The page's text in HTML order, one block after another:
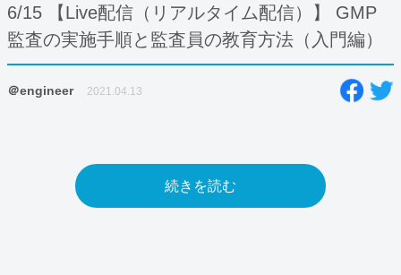
6/15 【Live配信（リアルタイム配信）】 GMP
監査の実施手順と監査員の教育方法（入門編）
＠engineer 2021.04.13
続きを読む